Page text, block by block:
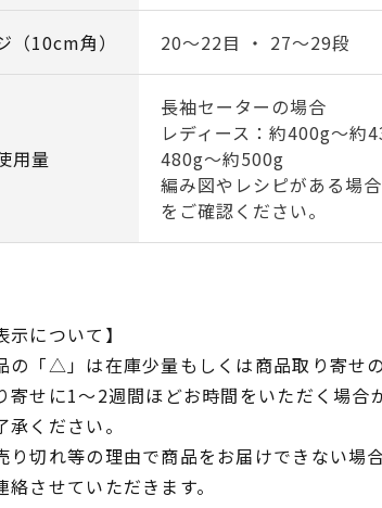
（10cm角） 20～22目 ・ 27～29段
用量
長袖セーターの場合
レディース：約400g～約
480g～約500g
編み図やレシピがある場
をご確認ください。
示について】
の「△」は在庫少量もしくは商品取り寄せの
寄せに1～2週間ほどお時間をいただく場合
承ください。
り切れ等の理由で商品をお届けできない場
絡させていただきます。